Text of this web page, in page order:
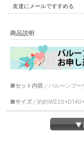
友達にメールですすめる
商品説明
■セット内容／バルーンブー
■サイズ／約約
メッセージシール「定型」
「自由文」ご希望の場合2▼